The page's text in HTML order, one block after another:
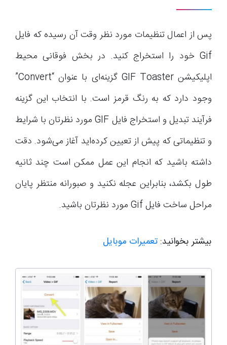
پس از اعمال تنظیمات مورد نظر وقت آن رسیده که فایل
Gif خود را استخراج کنید. در بخش فوقانی محیط
اپلیکیشن GIF Toaster گزینه‌ای با عنوان “Convert”
وجود دارد که به رنگ قرمز است. با انتخاب این گزینه
فرآیند تبدیل و استخراج فایل GIF مورد نظرتان با شرایط
و تنظیماتی که پیش از تعیین کرده‌اید آغاز می‌شود. دقت
داشته باشید که انجام این عمل ممکن است چند ثانیه
طول بکشد، بنابراین عجله نکنید و صبورانه منتظر پایان
مراحل ساخت فایل Gif مورد نظرتان باشید.
بیشتر بخوانید: تعمیرات موبایل